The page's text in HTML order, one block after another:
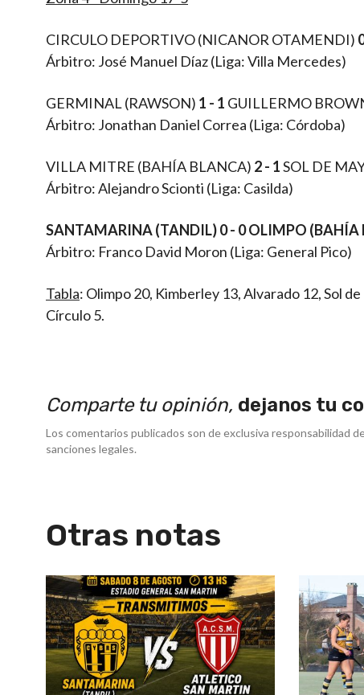
CIRCULO DEPORTIVO (NICANOR OTAMENDI)
Árbitro: José Manuel Díaz (Liga: Villa Mercedes)
GERMINAL (RAWSON) 1 - 1 GUILLERMO
Árbitro: Jonathan Daniel Correa (Liga: Córdoba)
VILLA MITRE (BAHÍA BLANCA) 2 - 1SOL DE
Árbitro: Alejandro Scionti (Liga: Casilda)
SANTAMARINA (TANDIL) 0 - 0 OLIMPO (BAHÍA
Árbitro: Franco David Moron (Liga: General Pico)
Tabla: Olimpo 20, Kimberley 13, Alvarado 12, Sol
Círculo 5.
Comparte tu opinión, dejanos tu
Los comentarios publicados son de exclusiva responsabilidad
sanciones legales.
Otras notas